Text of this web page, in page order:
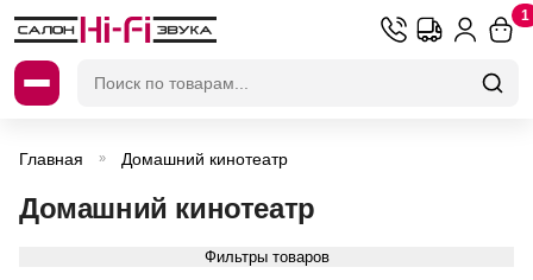
1
Главная » Домашний кинотеатр
Домашний кинотеатр
Фильтры товаров